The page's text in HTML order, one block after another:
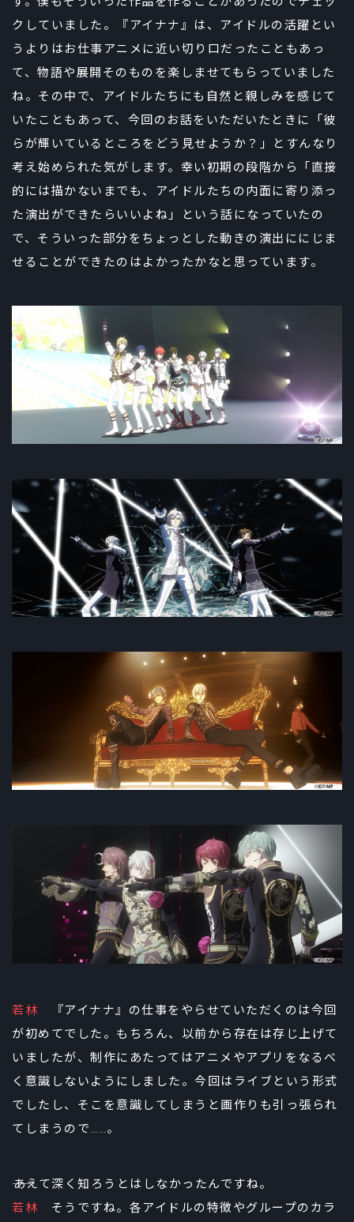
クしていました。『アイナナ』は、アイドルの活躍とい
うよりはお仕事アニメに近い切り口だったこともあっ
て、物語や展開そのものを楽しませてもらっていました
ね。その中で、アイドルたちにも自然と親しみを感じて
いたこともあって、今回のお話をいただいたときに「彼
らが輝いているところをどう見せようか？」とすんなり
考え始められた気がします。幸い初期の段階から「直接
的には描かないまでも、アイドルたちの内面に寄り添っ
た演出ができたらいいよね」という話になっていたの
で、そういった部分をちょっとした動きの演出ににじま
せることができたのはよかったかなと思っています。
若林 『アイナナ』の仕事をやらせていただくのは今回
が初めてでした。もちろん、以前から存在は存じ上げて
いましたが、制作にあたってはアニメやアプリをなるべ
く意識しないようにしました。今回はライブという形式
でしたし、そこを意識してしまうと画作りも引っ張られ
てしまうので……。
――あえて深く知ろうとはしなかったんですね。
若林 そうですね。各アイドルの特徴やグループのカラ